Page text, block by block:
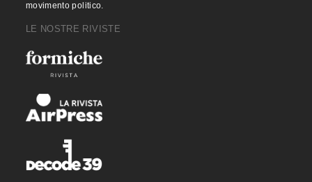
movimento politico.
LE NOSTRE RIVISTE